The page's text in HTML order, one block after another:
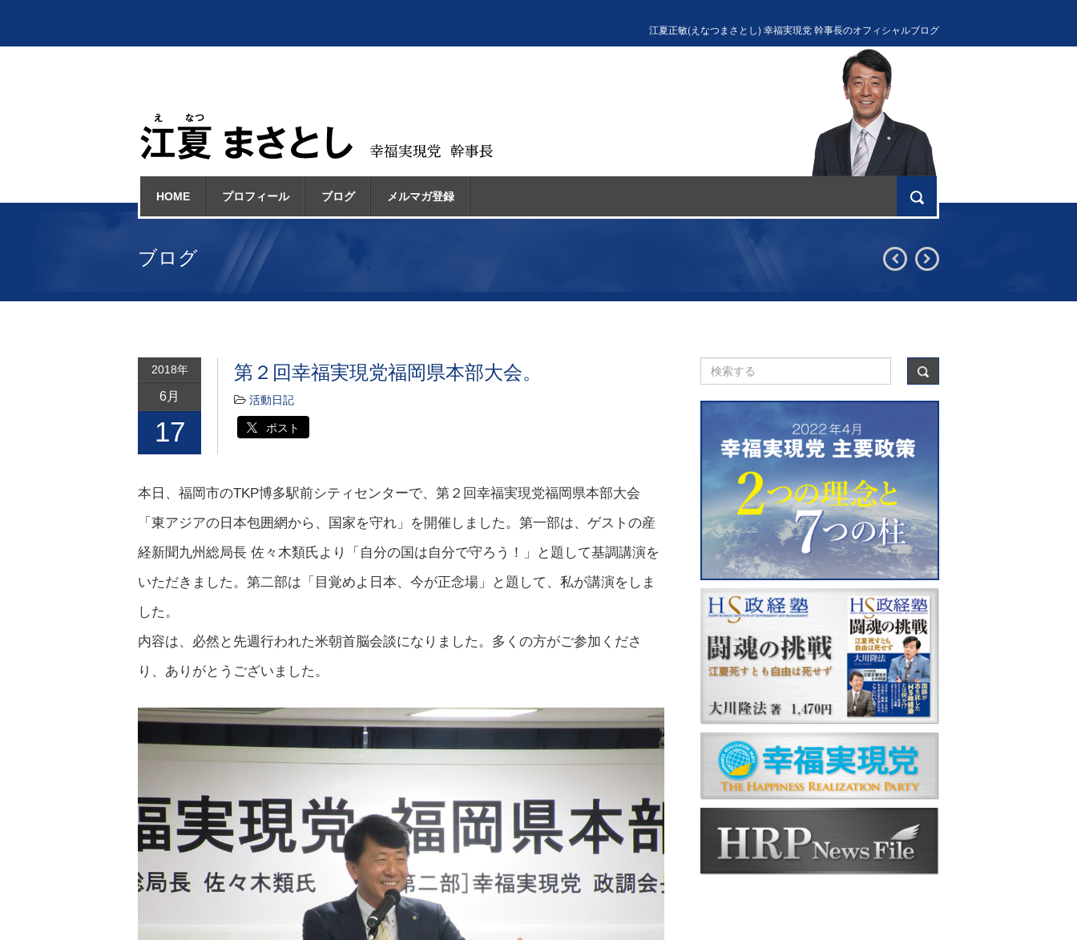
江夏正敏(えなつまさとし) 幸福実現党 幹事長のオフィシャルブログ
HOME プロフィール ブログ メルマガ登録
ブログ
2018年
6月
17
第２回幸福実現党福岡県本部大会。
活動日記
ポスト
本日、福岡市のTKP博多駅前シティセンターで、第２回幸福実現党福岡県本部大会
「東アジアの日本包囲網から、国家を守れ」を開催しました。第一部は、ゲストの産
経新聞九州総局長 佐々木類氏より「自分の国は自分で守ろう！」と題して基調講演を
いただきました。第二部は「目覚めよ日本、今が正念場」と題して、私が講演をしま
した。
内容は、必然と先週行われた米朝首脳会談になりました。多くの方がご参加くださ
り、ありがとうございました。